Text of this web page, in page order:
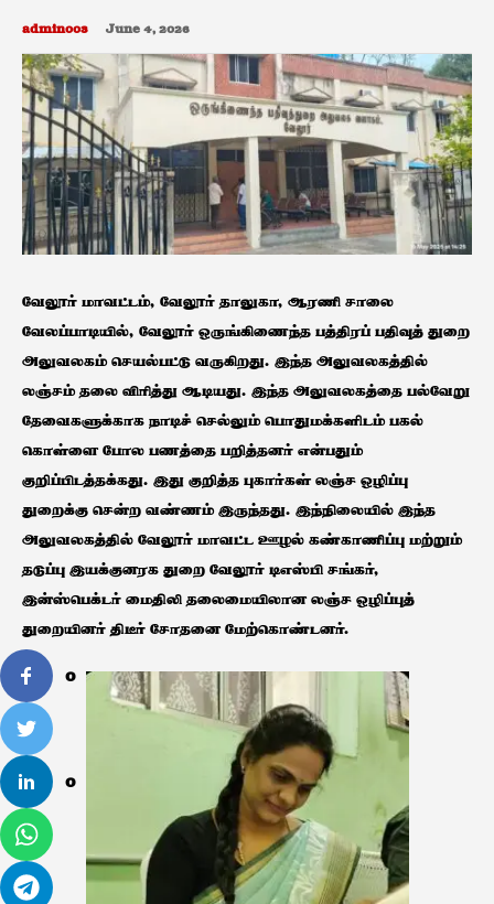
0
0
admin003 June 4, 2026
வேலூர் மாவட்டம், வேலூர் தாலுகா, ஆரணி சாலை
வேலப்பாடியில், வேலூர் ஒருங்கிணைந்த பத்திரப் பதிவுத் துறை
அலுவலகம் செயல்பட்டு வருகிறது. இந்த அலுவலகத்தில்
லஞ்சம் தலை விரித்து ஆடியது. இந்த அலுவலகத்தை பல்வேறு
தேவைகளுக்காக நாடிச் செல்லும் பொதுமக்களிடம் பகல்
கொள்ளை போல பணத்தை பறித்தனர் என்பதும்
குறிப்பிடத்தக்கது. இது குறித்த புகார்கள் லஞ்ச ஒழிப்பு
துறைக்கு சென்ற வண்ணம் இருந்தது. இந்நிலையில் இந்த
அலுவலகத்தில் வேலூர் மாவட்ட ஊழல் கண்காணிப்பு மற்றும்
தடுப்பு இயக்குனரக துறை வேலூர் டிஎஸ்பி சங்கர்,
இன்ஸ்பெக்டர் மைதிலி தலைமையிலான லஞ்ச ஒழிப்புத்
துறையினர் திடீர் சோதனை மேற்கொண்டனர்.